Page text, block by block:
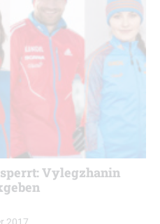
Vylegzhanin